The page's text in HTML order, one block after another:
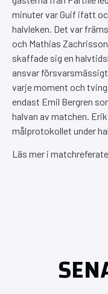
minuter var Guif ifatt
halvleken. Det var
och Mathias
skaffade sig en
ansvar
varje moment och
endast Emil Bergren
halvan av matchen.
målprotokollet under
Läs mer i